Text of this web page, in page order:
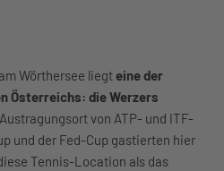
Wörthersee liegteine der
Österreichs: die Werzers
von ATP- und ITF-
und der Fed-Cup gastierten hier
Tennis-Location als das